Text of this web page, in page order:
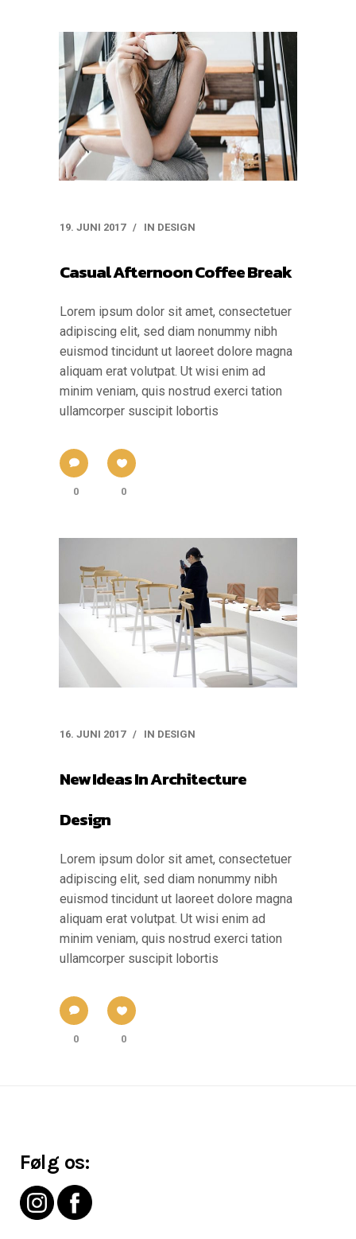
19. JUNI 2017 IN DESIGN
Casual Afternoon Coffee Break
Lorem ipsum dolor sit amet, consectetuer
adipiscing elit, sed diam nonummy nibh
euismod tincidunt ut laoreet dolore magna
aliquam erat volutpat. Ut wisi enim ad
minim veniam, quis nostrud exerci tation
ullamcorper suscipit lobortis
0 0
16. JUNI 2017 IN DESIGN
New Ideas In Architecture
Design
Lorem ipsum dolor sit amet, consectetuer
adipiscing elit, sed diam nonummy nibh
euismod tincidunt ut laoreet dolore magna
aliquam erat volutpat. Ut wisi enim ad
minim veniam, quis nostrud exerci tation
ullamcorper suscipit lobortis
0 0
Følg os: